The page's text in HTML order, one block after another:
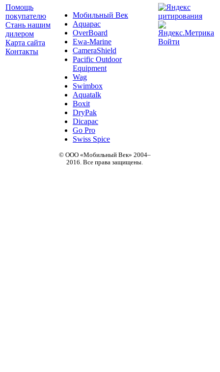
Помощь
покупателю
Стань нашим
дилером
Карта сайта
Контакты
Мобильный Век
Aquapac
OverBoard
Ewa-Marine
CameraShield
Pacific Outdoor
Equipment
Wag
Swimbox
Aquatalk
Boxit
DryPak
Dicapac
Go Pro
Swiss Spice
© ООО «Мобильный Век» 2004–
2016. Все права защищены.
Войти